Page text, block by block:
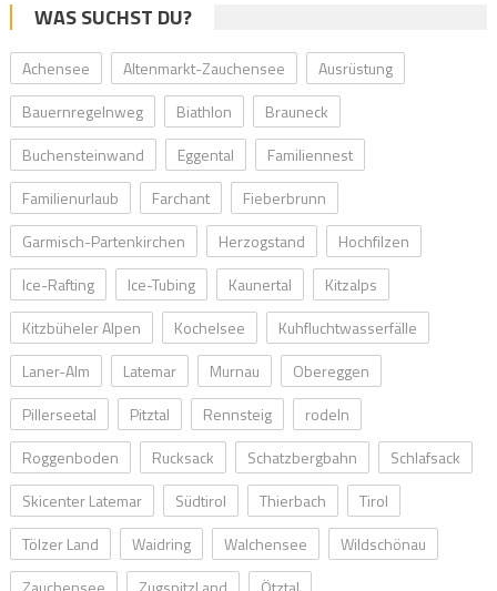
WAS SUCHST DU?
Achensee Altenmarkt-Zauchensee
Ausrüstung
Bauernregelnweg
Biathlon
Brauneck
Buchensteinwand
Eggental
Familiennest
Familienurlaub
Farchant
Fieberbrunn
Garmisch-Partenkirchen
Herzogstand
Hochfilzen
Ice-Rafting
Ice-Tubing Kaunertal
Kitzalps
Kitzbüheler Alpen
Kochelsee
Kuhfluchtwasserfälle
Laner-Alm
Latemar Murnau
Obereggen
Pillerseetal
Pitztal Rennsteig
rodeln
Roggenboden
Rucksack Schatzbergbahn
Schlafsack
Skicenter Latemar
Südtirol Thierbach
Tirol
Tölzer Land
Waidring Walchensee
Wildschönau